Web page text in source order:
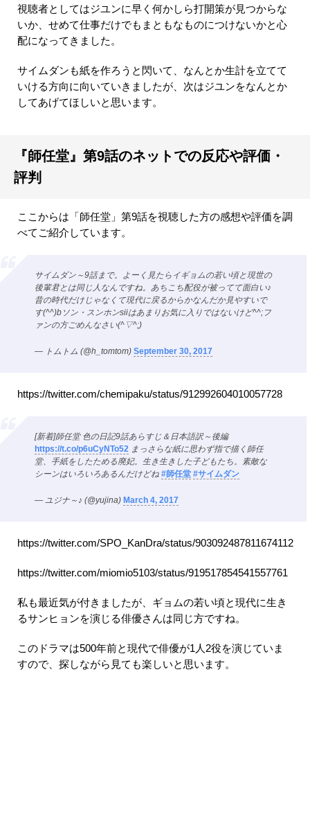
視聴者としてはジユンに早く何かしら打開策が見つからな
いか、せめて仕事だけでもまともなものにつけないかと心
配になってきました。
サイムダンも紙を作ろうと閃いて、なんとか生計を立てて
いける方向に向いていきましたが、次はジユンをなんとか
してあげてほしいと思います。
『師任堂』第9話のネットでの反応や評価・
評判
ここからは「師任堂」第9話を視聴した方の感想や評価を調
べてご紹介しています。
サイムダン～9話まで。よーく見たらイギョムの若い頃と現世の
後輩君とは同じ人なんですね。あちこち配役が被ってて面白い♪
昔の時代だけじゃなくて現代に戻るからかなんだか見やすいで
す(^^)bソン・スンホンsiiはあまりお気に入りではないけど^^;フ
ァンの方ごめんなさい(^▽^;)
— トムトム (@h_tomtom) September 30, 2017
https://twitter.com/chemipaku/status/912992604010057728
[新着]師任堂 色の日記9話あらすじ＆日本語訳～後編
https://t.co/p6uCyNTo52 まっさらな紙に思わず指で描く師任
堂、手紙をしたためる廃妃。生き生きした子どもたち。素敵な
シーンはいろいろあるんだけどね #師任堂 #サイムダン
— ユジナ～♪ (@yujina) March 4, 2017
https://twitter.com/SPO_KanDra/status/903092487811674112
https://twitter.com/miomio5103/status/919517854541557761
私も最近気が付きましたが、ギョムの若い頃と現代に生き
るサンヒョンを演じる俳優さんは同じ方ですね。
このドラマは500年前と現代で俳優が1人2役を演じていま
すので、探しながら見ても楽しいと思います。